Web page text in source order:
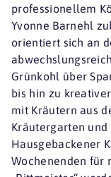
professionellem
Yvonne Barnehl
orientiert sich an
Grünkohl über
bis hin zu
mit Kräutern aus
Kräutergarten
Hausgebackener
Wochenenden für